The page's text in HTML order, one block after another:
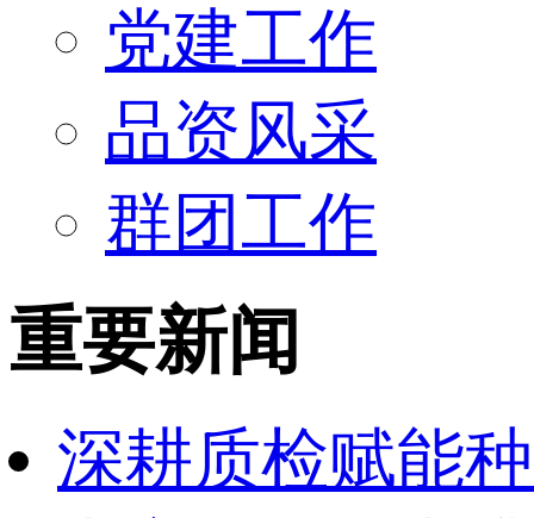
党建工作
品资风采
群团工作
重要新闻
深耕质检赋能